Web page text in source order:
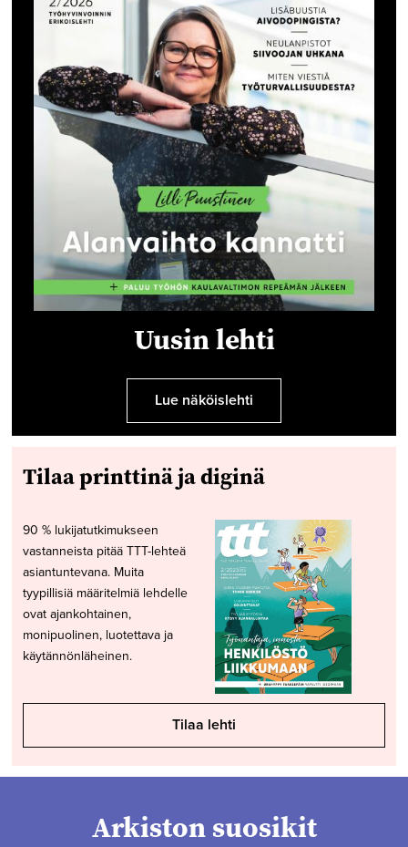
Uusin lehti
Lue näköislehti
Tilaa printtinä ja diginä
90 % lukijatutkimukseen
vastanneista pitää TTT-lehteä
asiantuntevana. Muita
tyypillisiä määritelmiä lehdelle
ovat ajankohtainen,
monipuolinen, luotettava ja
käytännönläheinen.
Tilaa lehti
Arkiston suosikit